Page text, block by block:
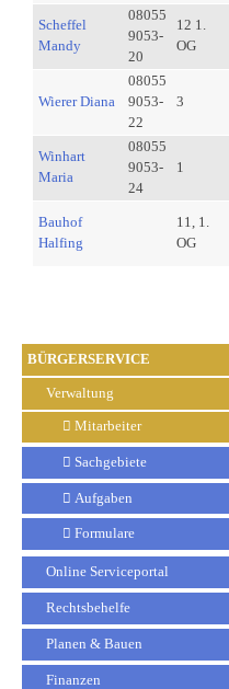
BÜRGERSERVICE
Verwaltung
Mitarbeiter
Sachgebiete
Aufgaben
Formulare
Online Serviceportal
Rechtsbehelfe
Planen & Bauen
Finanzen
Scheffel
Mandy
08055
9053-
20
12 1.
OG
Wierer Diana
08055
9053-
22
3
Winhart
Maria
08055
9053-
24
1
Bauhof
Halfing
11, 1.
OG